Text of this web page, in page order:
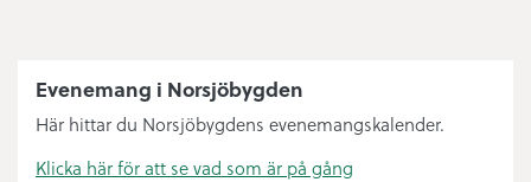
Evenemang i Norsjöbygden
Här hittar du Norsjöbygdens evenemangskalender.
Klicka här för att se vad som är på gång